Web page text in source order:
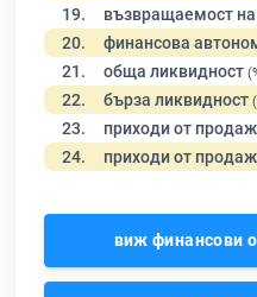
19. възвращаемост на
20. финансова
21. обща ликвидност
22. бърза ликвидност
23. приходи от
24. приходи от
виж финансови